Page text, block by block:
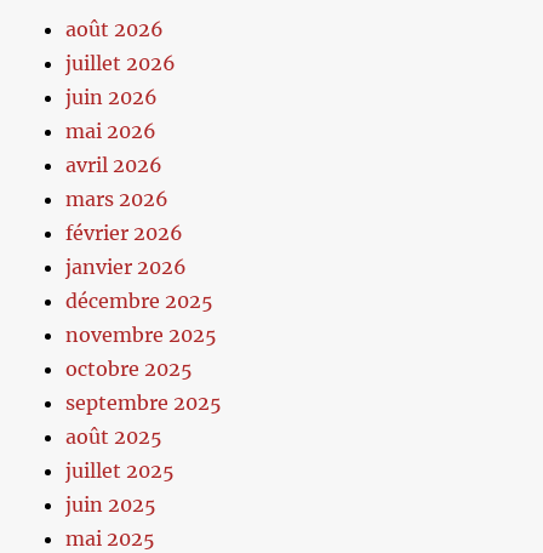
août 2026
juillet 2026
juin 2026
mai 2026
avril 2026
mars 2026
février 2026
janvier 2026
décembre 2025
novembre 2025
octobre 2025
septembre 2025
août 2025
juillet 2025
juin 2025
mai 2025